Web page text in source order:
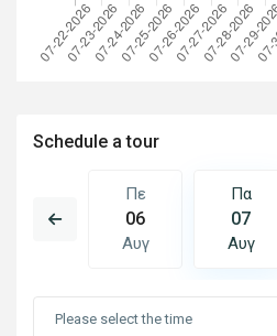
Schedule a tour
Πε
06
Αυγ
Πα
07
Αυγ